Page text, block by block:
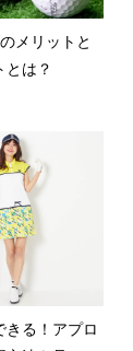
メリットと
とは？
きる！アプロ